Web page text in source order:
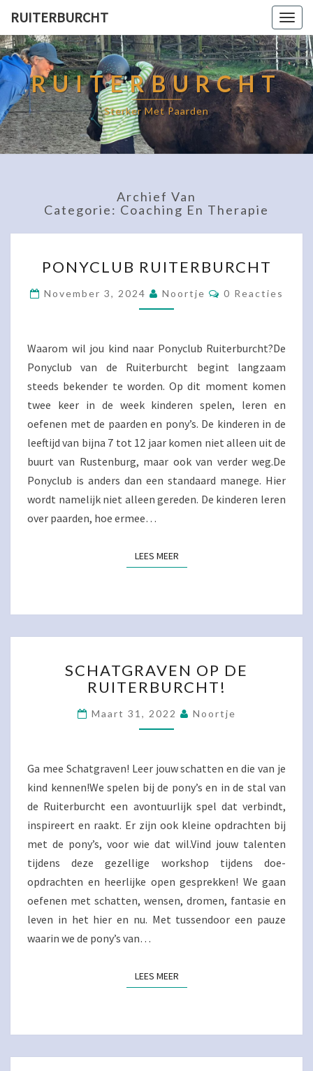
RUITERBURCHT
RUITERBURCHT
Sterker Met Paarden
Archief Van
Categorie: Coaching En Therapie
RUITERBURCHT
PONYCLUB RUITERBURCHT
November 3, 2024 Noortje Reacties
0 Reacties
Waarom wil jou kind naar Ponyclub Ruiterburcht?De
Ponyclub van de Ruiterburcht begint langzaam
steeds bekender te worden. Op dit moment komen
twee keer in de week kinderen spelen, leren en
oefenen met de paarden en pony’s. De kinderen in de
leeftijd van bijna 7 tot 12 jaar komen niet alleen uit de
buurt van Rustenburg, maar ook van verder weg.De
Ponyclub is anders dan een standaard manege. Hier
wordt namelijk niet alleen gereden. De kinderen leren
over paarden, hoe ermee…
LEES MEERLEES MEER
OP
DE
SCHATGRAVEN OP DE
RUITERBURCHT!
Maart 31, 2022 Noortje
Ga mee Schatgraven! Leer jouw schatten en die van je
kind kennen!We spelen bij de pony’s en in de stal van
de Ruiterburcht een avontuurlijk spel dat verbindt,
inspireert en raakt. Er zijn ook kleine opdrachten bij
met de pony’s, voor wie dat wil.Vind jouw talenten
tijdens deze gezellige workshop tijdens doe-
opdrachten en heerlijke open gesprekken! We gaan
oefenen met schatten, wensen, dromen, fantasie en
leven in het hier en nu. Met tussendoor een pauze
waarin we de pony’s van…
LEES MEERLEES MEER